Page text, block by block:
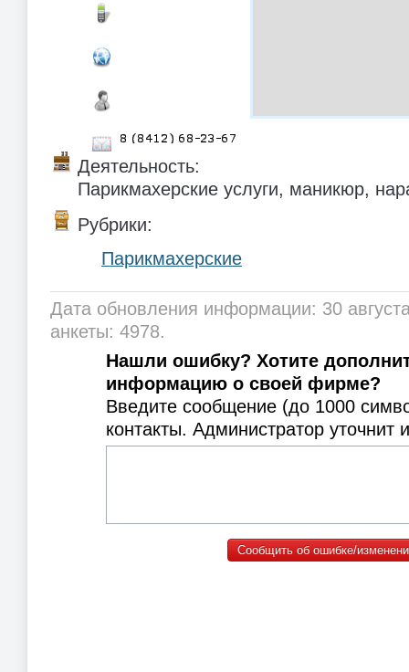
Деятельность:
Парикмахерские услуги, маникюр,
Рубрики:
Парикмахерские
Дата обновления информации: 30
анкеты: 4978.
Нашли ошибку? Хотите
информацию о своей фирме?
Введите сообщение (до 1000
контакты. Администратор